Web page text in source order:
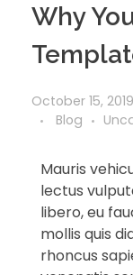
Why
October 15, 2019
Blog
Mauris
lectus
libero, eu
mollis quis
rhoncus